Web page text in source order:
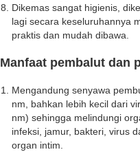
Dikemas sangat higienis,
lagi secara keseluruhannya
praktis dan mudah dibawa.
Manfaat pembalut dan
Mengandung senyawa
nm, bahkan lebih kecil dari
nm) sehingga melindungi
infeksi, jamur, bakteri, virus
organ intim.